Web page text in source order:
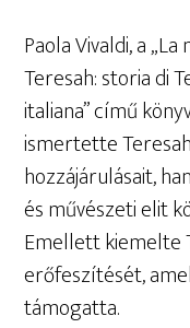
Paola Vivaldi, a
Teresah: storia di
italiana” című
ismertette
hozzájárulásait,
és művészeti elit
Emellett kiemelte
erőfeszítését,
támogatta.